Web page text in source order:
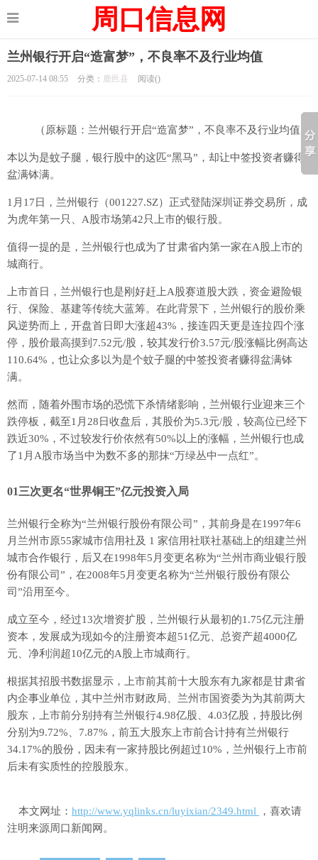
周口信息网
兰州银行开启“造富梦”，不良率不及行业均值
2025-07-14 08:55 分类： 鹿邑县 阅读()
（原标题：兰州银行开启“造富梦”，不良率不及行业均值）
本以为是蚊子腿，银行股中的这匹“黑马”，却让中签投资者赚得
盆满钵满。
1月17日，兰州银行（001227.SZ）正式登陆深圳证券交易所，成
为虎年第一只、A股市场第42只上市的银行股。
值得一提的是，兰州银行也成为了甘肃省内第一家在A股上市的
城商行。
上市首日，兰州银行也是刚好赶上A股赛道股大跌，资金避险银
行、保险、基建等传统大蓝筹。在此背景下，兰州银行的股价乘
风逆势而上，开盘首日即大涨超43%，接连四天更是连拉四个涨
停，股价最高摸到7.52元/股，较其发行价3.57元/股涨幅比例高达
110.64%，也让众多以为是个蚊子腿的中签投资者赚得盆满钵
满。
然而，随着外围市场的恐慌下杀情绪影响，兰州银行业迎来三个
跌停板，截至1月28日收盘后，其股价为5.3元/股，较高位已经下
跌近30%，不过较发行价依然有50%以上的涨幅，兰州银行也成
了1月A股市场当中为数不多的那抹“万绿丛中一点红”。
01三次更名“世界铜王”亿元投资入局
兰州银行全称为“兰州银行股份有限公司”，其前身是在1997年6
月兰州市原55家城市信用社及 1 家信用社联社基础上的组建兰州
城市合作银行，后又在1998年5月变更名称为“兰州市商业银行股
份有限公司”，在2008年5月变更名称为“兰州银行股份有限公
司”沿用至今。
成立至今，经过13次增资扩股，兰州银行从最初的1.75亿元注册
资本，发展成为现如今的注册资本超51亿元、总资产超4000亿
元、净利润超10亿元的A股上市城商行。
根据其招股书数据显示，上市前其前十大股东有九家都是甘肃省
内企事业单位，其中兰州市财政局、兰州市国资委为为其前两大
股东，上市前分别持有兰州银行4.98亿股、4.03亿股，持股比例
分别为9.72%、7.87%，前五大股东上市前合计持有兰州银行
34.17%的股份，因未有一家持股比例超过10%，兰州银行上市前
后未有实质性的控股股东。
本文网址： http://www.yqlinks.cn/luyixian/2349.html
，喜欢请
注明来源周口新闻网。